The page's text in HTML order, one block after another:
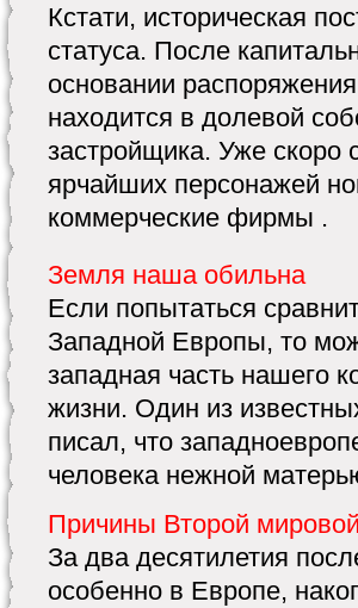
Кстати, историческая
статуса. После
основании
находится в долевой
застройщика. Уже скоро
ярчайших персонажей
коммерческие фирмы .
Земля наша обильна
Если попытаться
Западной Европы, то
западная часть нашего
жизни. Один из
писал, что
человека нежной
Причины Второй
За два десятилетия
особенно в Европе,